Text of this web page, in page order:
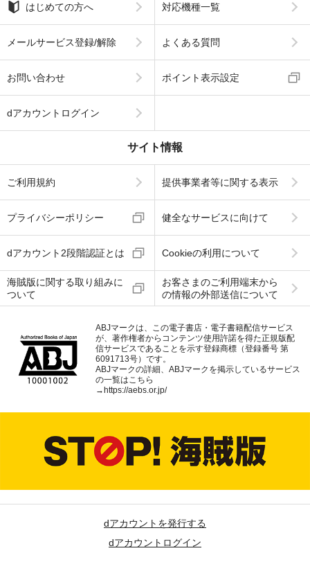
はじめての方へ 対応機種一覧
メールサービス登録/解除 よくある質問
お問い合わせ ポイント表示設定
dアカウントログイン
サイト情報
ご利用規約 提供事業者等に関する表示
プライバシーポリシー 健全なサービスに向けて
dアカウント2段階認証とは Cookieの利用について
海賊版に関する取り組みに
ついて
お客さまのご利用端末から
の情報の外部送信について
ABJマークは、この電子書店・電子書籍配信サービス
が、著作権者からコンテンツ使用許諾を得た正規版配
信サービスであることを示す登録商標（登録番号 第
6091713号）です。
ABJマークの詳細、ABJマークを掲示しているサービス
の一覧はこちら
→ https://aebs.or.jp/
dアカウントを発行する
dアカウントログイン